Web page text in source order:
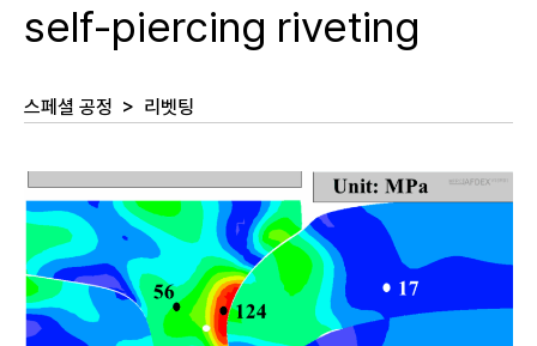
self-piercing riveting
스페셜 공정 > 리벳팅